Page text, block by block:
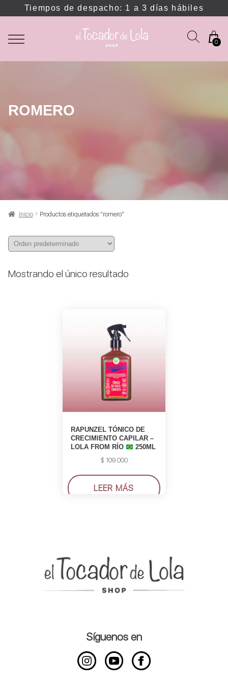
Tiempos de despacho: 1 a 3 días hábiles
0
ROMERO
Inicio Productos etiquetados “romero”
Mostrando el único resultado
RAPUNZEL TÓNICO DE
CRECIMIENTO CAPILAR –
LOLA FROM RÍO
250ML
$ 109.000
LEER MÁS
Síguenos en